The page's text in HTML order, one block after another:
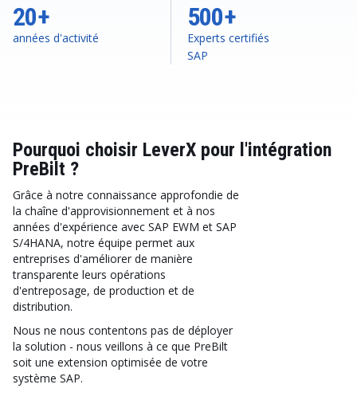
20+
années d'activité
500+
Experts certifiés
SAP
Pourquoi choisir LeverX pour l'intégration
PreBilt ?
Grâce à notre connaissance approfondie de
la chaîne d'approvisionnement et à nos
années d'expérience avec SAP EWM et SAP
S/4HANA, notre équipe permet aux
entreprises d'améliorer de manière
transparente leurs opérations
d'entreposage, de production et de
distribution.
Nous ne nous contentons pas de déployer
la solution - nous veillons à ce que PreBilt
soit une extension optimisée de votre
système SAP.